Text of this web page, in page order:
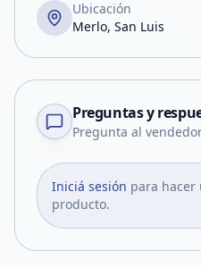
Ubicación
Merlo, San Luis
Preguntas y
Pregunta al
Iniciá sesión para hacer
producto.